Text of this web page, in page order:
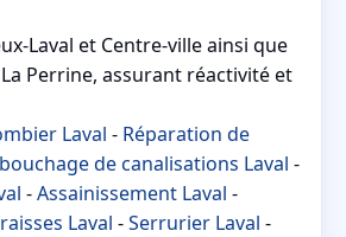
Laval et Centre-ville ainsi que
Perrine, assurant réactivité et
Laval - Réparation de
de canalisations Laval -
-Assainissement Laval -
Laval -Serrurier Laval -